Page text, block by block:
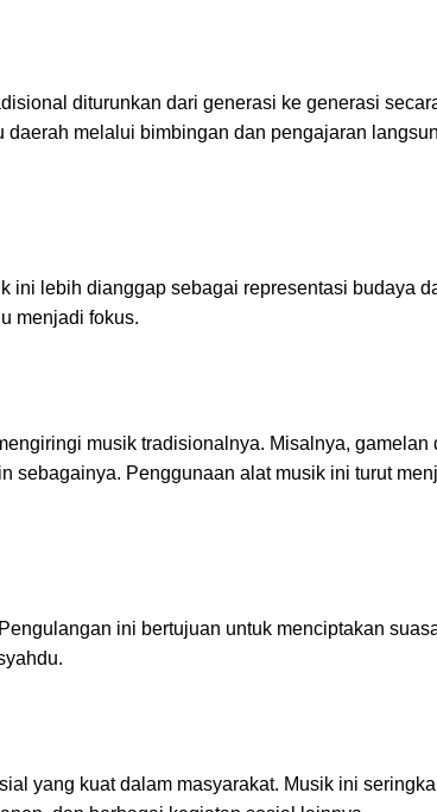
diturunkan dari generasi ke generasi
melalui bimbingan dan pengajaran
ini lebih dianggap sebagai representasi budaya
menjadi fokus.
musik tradisionalnya. Misalnya, gamelan
sebagainya. Penggunaan alat musik ini turut
ini bertujuan untuk menciptakan
yang kuat dalam masyarakat. Musik ini